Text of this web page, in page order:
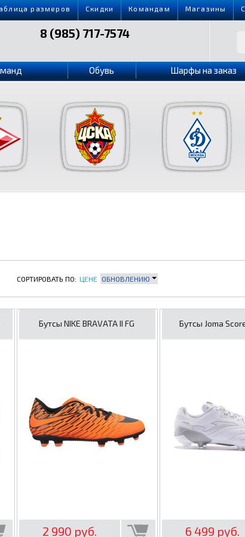
размеров Скидки Командам Магазины
8 (985) 717-7574
Обувь Шарфы на заказ
СОРТИРОВАТЬ ПО: ЦЕНЕ ОБНОВЛЕНИЮ
Бутсы NIKE BRAVATA II FG
2 990 руб.
Бутсы Joma
6 499 руб.